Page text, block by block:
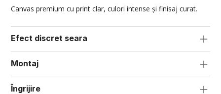
Canvas premium cu print clar, culori intense și finisaj curat.
Efect discret seara
Montaj
Îngrijire